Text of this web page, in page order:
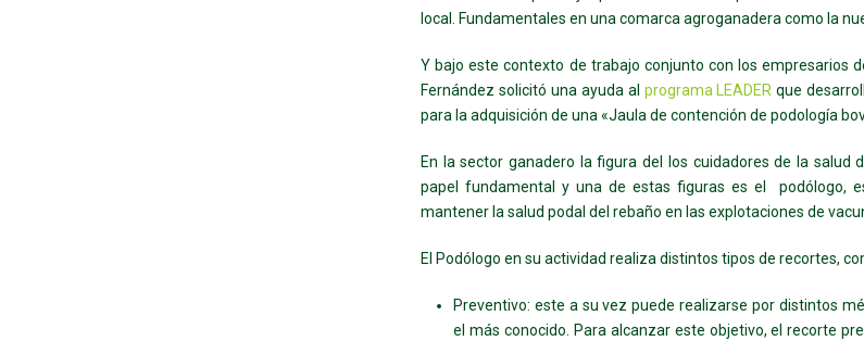
local. Fundamentales en una comarca agroganadera como la
Y bajo este contexto de trabajo conjunto con los empresarios
Fernández solicitó una ayuda al programa LEADER que
para la adquisición de una «Jaula de contención de podología
En la sector ganadero la figura del los cuidadores de la salud
papel fundamental y una de estas figuras es el
podólogo,
mantener la salud podal del rebaño en las explotaciones de
El Podólogo en su actividad realiza distintos tipos de recortes,
Preventivo: este a su vez puede realizarse por distintos
el más conocido. Para alcanzar este objetivo, el recorte